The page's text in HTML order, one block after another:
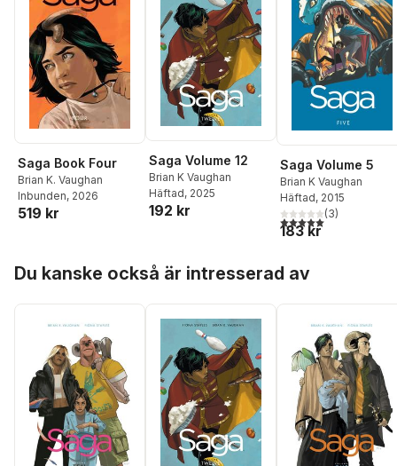
Saga Book Four
Brian K. Vaughan
Inbunden, 2026
519 kr
Saga Volume 12
Brian K Vaughan
Häftad, 2025
192 kr
Saga Volume 5
Brian K Vaughan
Häftad, 2015
5,0utav 5 stjärnor.
(3)
183 kr
Du kanske också är intresserad av